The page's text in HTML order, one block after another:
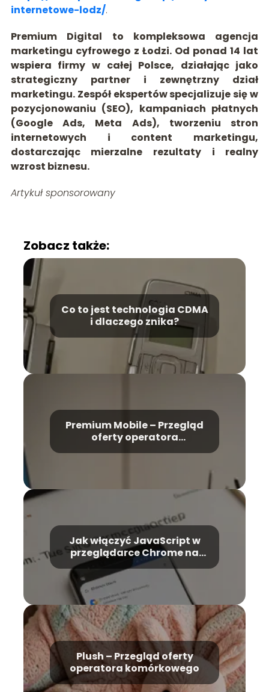
internetowe-lodz/.
Premium Digital to kompleksowa agencja
marketingu cyfrowego z Łodzi. Od ponad 14 lat
wspiera firmy w całej Polsce, działając jako
strategiczny partner i zewnętrzny dział
marketingu. Zespół ekspertów specjalizuje się w
pozycjonowaniu (SEO), kampaniach płatnych
(Google Ads, Meta Ads), tworzeniu stron
internetowych i content marketingu,
dostarczając mierzalne rezultaty i realny
wzrost biznesu.
Artykuł sponsorowany
Zobacz także:
Co to jest technologia CDMA
i dlaczego znika?
Premium Mobile – Przegląd
oferty operatora
Jak włączyć JavaScript w
przeglądarce Chrome na
telefonie z Androidem?
Plush – Przegląd oferty
operatora komórkowego